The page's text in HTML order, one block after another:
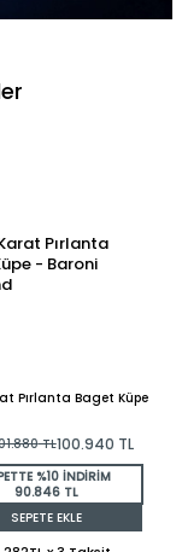
Pırlanta Baget Küpe
TL100.940 TL
%10 İNDİRİM
90.846 TL
SEPETE EKLE